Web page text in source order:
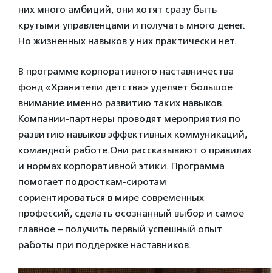
них много амбиций, они хотят сразу быть
крутыми управленцами и получать много денег.
Но жизненных навыков у них практически нет.
В программе корпоративного наставничества
фонд «Хранители детства» уделяет большое
внимание именно развитию таких навыков.
Компании-партнеры проводят мероприятия по
развитию навыков эффективных коммуникаций,
командной работе.Они рассказывают о правилах
и нормах корпоративной этики. Программа
помогает подросткам-сиротам
сориентироваться в мире современных
профессий, сделать осознанный выбор и самое
главное – получить первый успешный опыт
работы при поддержке наставников.